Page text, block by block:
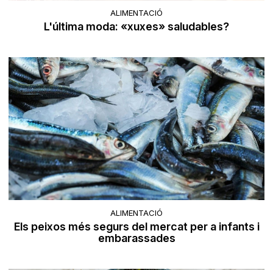
ALIMENTACIÓ
L'última moda: «xuxes» saludables?
ALIMENTACIÓ
Els peixos més segurs del mercat per a infants i
embarassades